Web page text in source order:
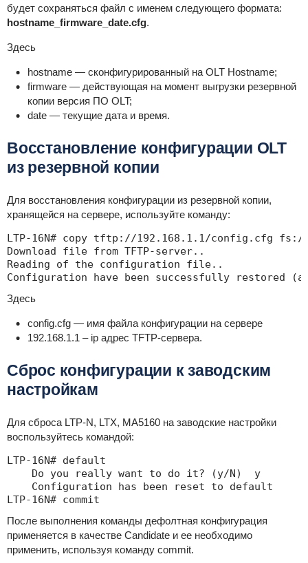
будет сохраняться файл с именем следующего формата:
hostname_firmware_date.cfg.
Здесь
hostname — сконфигурированный на OLT Hostname;
firmware — действующая на момент выгрузки резервной
копии версия ПО OLT;
date — текущие дата и время.
Восстановление конфигурации OLT
из резервной копии
Для восстановления конфигурации из резервной копии,
хранящейся на сервере, используйте команду:
LTP-16N# copy tftp://192.168.1.1/config.cfg
Download file from TFTP-server..
Reading of the configuration file..
Configuration have been successfully restored
Здесь
config.cfg — имя файла конфигурации на сервере
192.168.1.1 – ip адрес TFTP-сервера.
Сброс конфигурации к заводским
настройкам
Для сброса LTP-N, LTX, MA5160 на заводские настройки
воспользуйтесь командой:
LTP-16N# default
    Do you really want to do it? (y/N)  y
    Configuration has been reset to default
LTP-16N# commit
После выполнения команды дефолтная конфигурация
применяется в качестве Candidate и ее необходимо
применить, используя команду commit.